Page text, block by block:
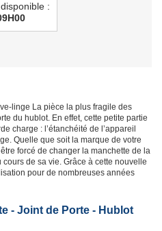
:
linge La pièce la plus fragile des
du hublot. En effet, cette petite partie
charge : l’étanchéité de l’appareil
Quelle que soit la marque de votre
forcé de changer la manchette de la
de sa vie. Grâce à cette nouvelle
pour de nombreuses années
- Joint de Porte - Hublot